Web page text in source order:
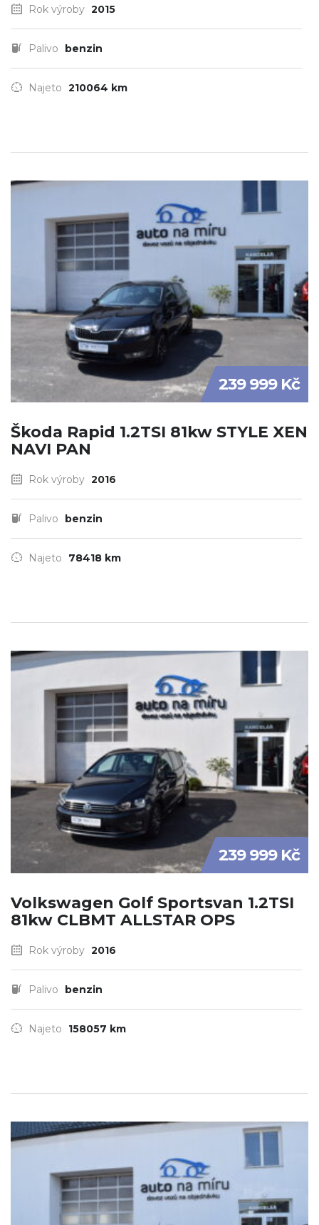
Rok výroby 2015
Palivo benzin
Najeto 210064 km
239 999 Kč
Škoda Rapid 1.2TSI 81kw STYLE XEN
NAVI PAN
Rok výroby 2016
Palivo benzin
Najeto 78418 km
239 999 Kč
Volkswagen Golf Sportsvan 1.2TSI
81kw CLBMT ALLSTAR OPS
Rok výroby 2016
Palivo benzin
Najeto 158057 km